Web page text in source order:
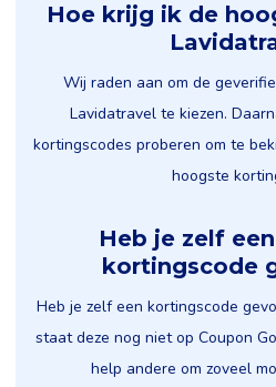
Hoe krijg ik de
Wij raden aan om de
Lavidatravel te kiezen.
kortingscodes proberen om te
hoogste
Heb je zelf
kortingscode
Heb je zelf een kortingscode
staat deze nog niet op Coupon
help andere om zoveel